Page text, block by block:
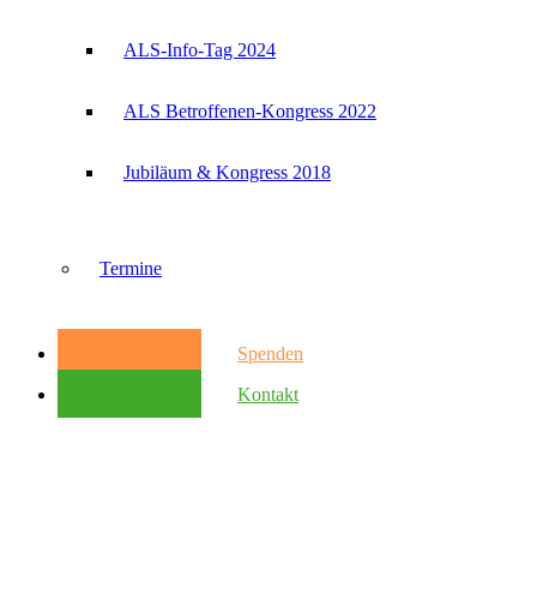
ALS-Info-Tag 2024
ALS Betroffenen-Kongress 2022
Jubiläum & Kongress 2018
Termine
Spenden
Kontakt